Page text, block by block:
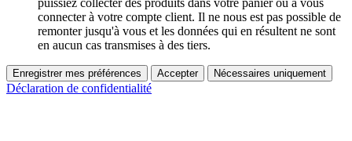
connecter à votre compte client. Il ne nous est pas possible de
remonter jusqu'à vous et les données qui en résultent ne sont
en aucun cas transmises à des tiers.
Enregistrer mes préférences Accepter Nécessaires uniquement
Déclaration de confidentialité